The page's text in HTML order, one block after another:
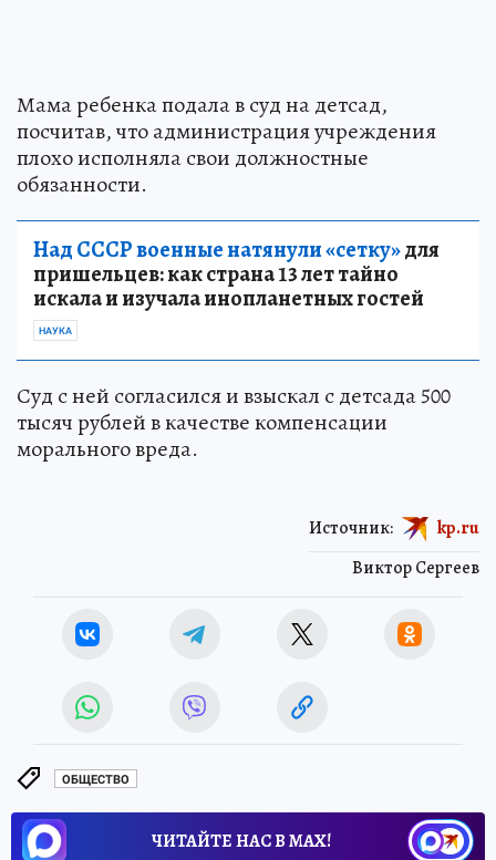
Мама ребенка подала в суд на детсад,
посчитав, что администрация учреждения
плохо исполняла свои должностные
обязанности.
Над СССР военные натянули «сетку»для
пришельцев: как страна 13 лет тайно
искала и изучала инопланетных гостей
НАУКА
Суд с ней согласился и взыскал с детсада 500
тысяч рублей в качестве компенсации
морального вреда.
Виктор Сергеев
Источник: kp.ru
ОБЩЕСТВО
ЧИТАЙТЕ НАС В МАХ!